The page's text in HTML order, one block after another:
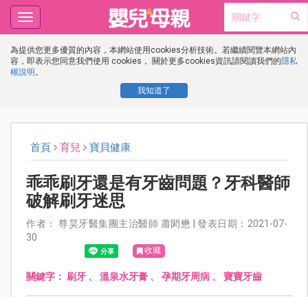
為提供您更多優質的內容，本網站使用cookies分析技術。若繼續閱覽本網站內
容，即表示您同意我們使用 cookies， 關於更多cookies資訊請閱讀我們的隱私
權說明 。
我知道了
Toggle
navigation
首頁 育兒 寶貝健康
乖乖刷牙還是有牙齒問題？牙科醫師
破解刷牙迷思
作者： 尊昊牙醫集團主治醫師 蕭閎懋 | 發表日期：2021-07-
30
收藏
關鍵字： 刷牙、 溫泉水牙膏、 孕期牙周病、 寶寶牙齒